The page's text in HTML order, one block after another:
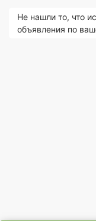
Не нашли то, что
объявления по